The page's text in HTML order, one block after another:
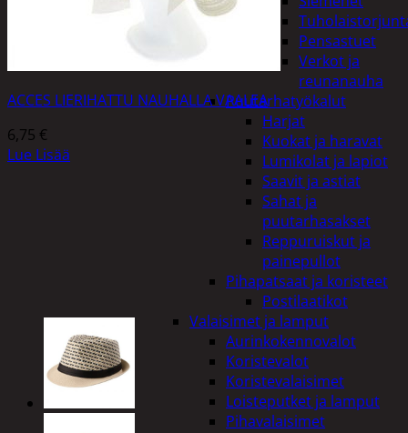
Pensastuet
Verkot ja
reunanauha
Puutarhatyökalut
Harjat
Kuokat ja haravat
Lumikolat ja lapiot
Saavit ja astiat
Sahat ja
puutarhasakset
Reppuruiskut ja
painepullot
Pihapatsaat ja koristeet
Postilaatikot
Valaisimet ja lamput
Aurinkokennovalot
Koristevalot
Koristevalaisimet
Loisteputket ja lamput
Pihavalaisimet
ACCES LIERIHATTU NAUHALLA VAALEA
6,75 €
Lue Lisää